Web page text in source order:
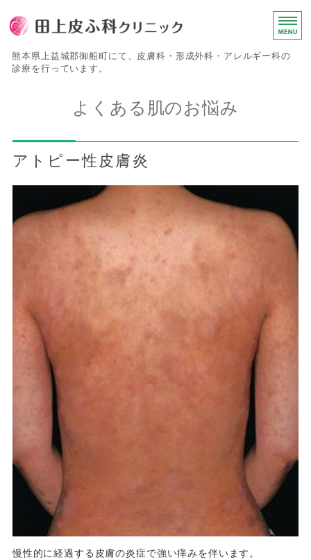
田上皮ふ
熊本県上益城郡御船町にて、皮膚科・形成外科・アレルギー科の
診療を行っています。
院長挨拶
院内紹介
よくある肌のお悩み
アトピー性皮膚炎
慢性的に経過する皮膚の炎症で強い痒みを伴います。